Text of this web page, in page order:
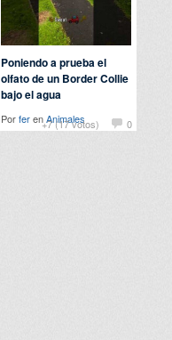
+7 (17 votos) 0
Poniendo a prueba el
olfato de un Border Collie
bajo el agua
PorferenAnimales